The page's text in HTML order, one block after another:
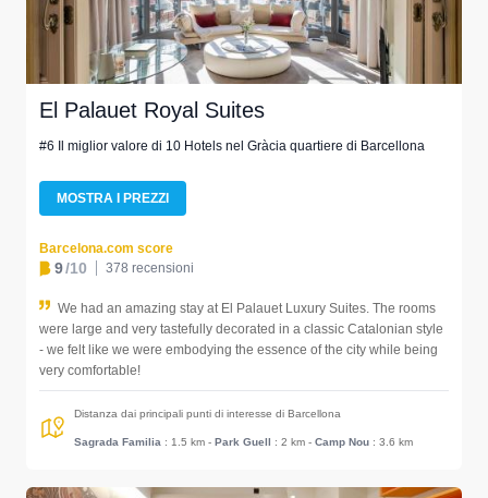
El Palauet Royal Suites
#6 Il miglior valore di 10 Hotels nel Gràcia quartiere di Barcellona
MOSTRA I PREZZI
Barcelona.com score
9/10 378 recensioni
We had an amazing stay at El Palauet Luxury Suites. The rooms
were large and very tastefully decorated in a classic Catalonian style
- we felt like we were embodying the essence of the city while being
very comfortable!
Distanza dai principali punti di interesse di Barcellona
Sagrada Familia : 1.5 km - Park Guell : 2 km - Camp Nou : 3.6 km